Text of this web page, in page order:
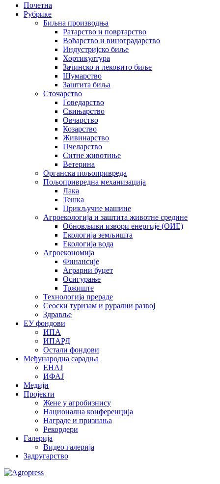
Почетна
Рубрике
Биљна производња
Ратарство и повртарство
Воћарство и виноградарство
Индустријско биље
Хортикултура
Зачинско и лековито биље
Шумарство
Заштита биља
Сточарство
Говедарство
Свињарство
Овчарство
Козарство
Живинарство
Пчеларство
Ситне животиње
Ветерина
Органска пољопривреда
Пољопривредна механизација
Лака
Тешка
Прикључне машине
Агроекологија и заштита животне средине
Обновљиви извори енергије (ОИЕ)
Екологија земљишта
Екологија вода
Агроекономија
Финансије
Аграрни буџет
Осигурање
Тржиште
Технологија прераде
Сеоски туризам и рурални развој
Здравље
ЕУ фондови
ИПА
ИПАРД
Остали фондови
Међународна сарадња
ЕНАЈ
ИФАЈ
Медији
Пројекти
Жене у агробизнису
Национална конференција
Награде и признања
Рекордери
Галерија
Видео галерија
Задругарство